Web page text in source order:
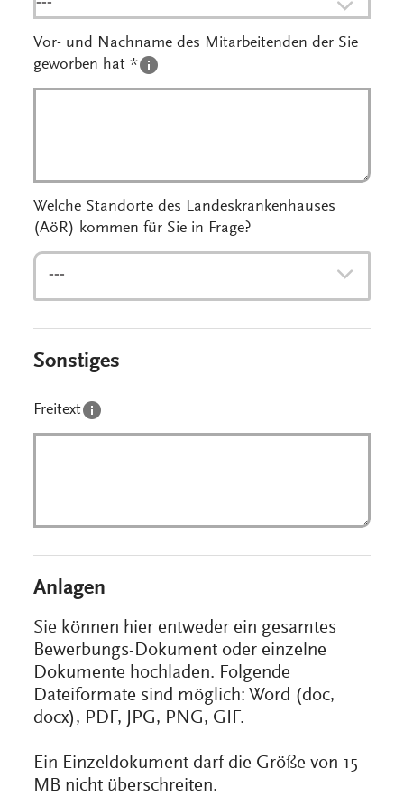
Vor- und Nachname des Mitarbeitenden der Sie
geworben hat *
Welche Standorte des Landeskrankenhauses
(AöR) kommen für Sie in Frage?
---
Sonstiges
Freitext
Anlagen
Sie können hier entweder ein gesamtes
Bewerbungs-Dokument oder einzelne
Dokumente hochladen. Folgende
Dateiformate sind möglich: Word (doc,
docx), PDF, JPG, PNG, GIF.
Ein Einzeldokument darf die Größe von 15
MB nicht überschreiten.